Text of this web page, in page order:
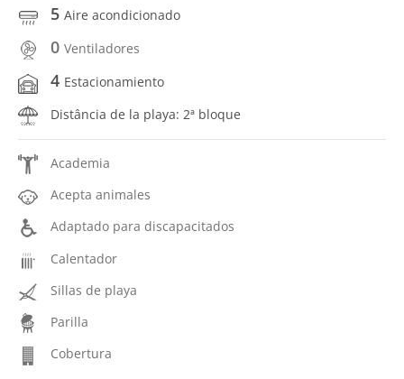
5 Aire acondicionado
0 Ventiladores
4 Estacionamiento
Distância de la playa: 2ª bloque
Academia
Acepta animales
Adaptado para discapacitados
Calentador
Sillas de playa
Parilla
Cobertura